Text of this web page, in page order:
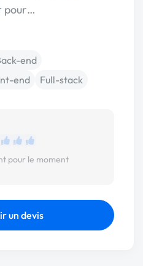
pour…
end
end
Full-stack
pour le moment
un devis